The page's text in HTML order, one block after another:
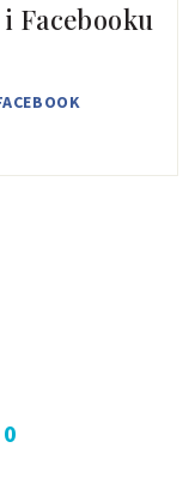
Facebooku
0